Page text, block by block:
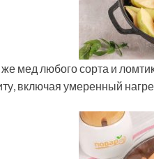
же мед любого сорта и
включая умеренный